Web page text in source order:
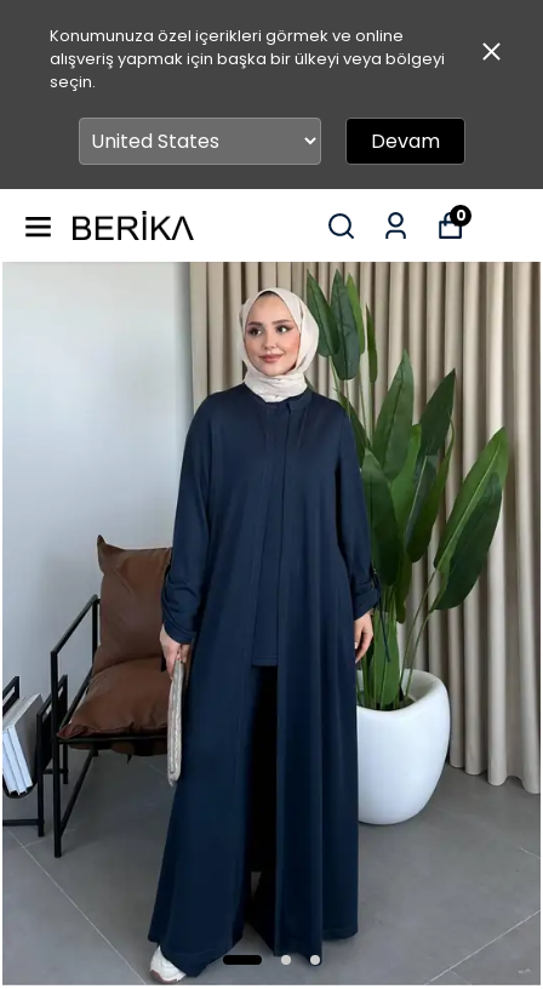
Konumunuza özel içerikleri görmek ve online
alışveriş yapmak için başka bir ülkeyi veya bölgeyi
seçin.
Devam
0